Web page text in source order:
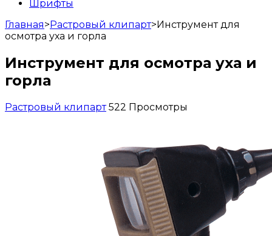
Шрифты
Главная>Растровый клипарт>Инструмент для
осмотра уха и горла
Инструмент для осмотра уха и
горла
Растровый клипарт 522 Просмотры